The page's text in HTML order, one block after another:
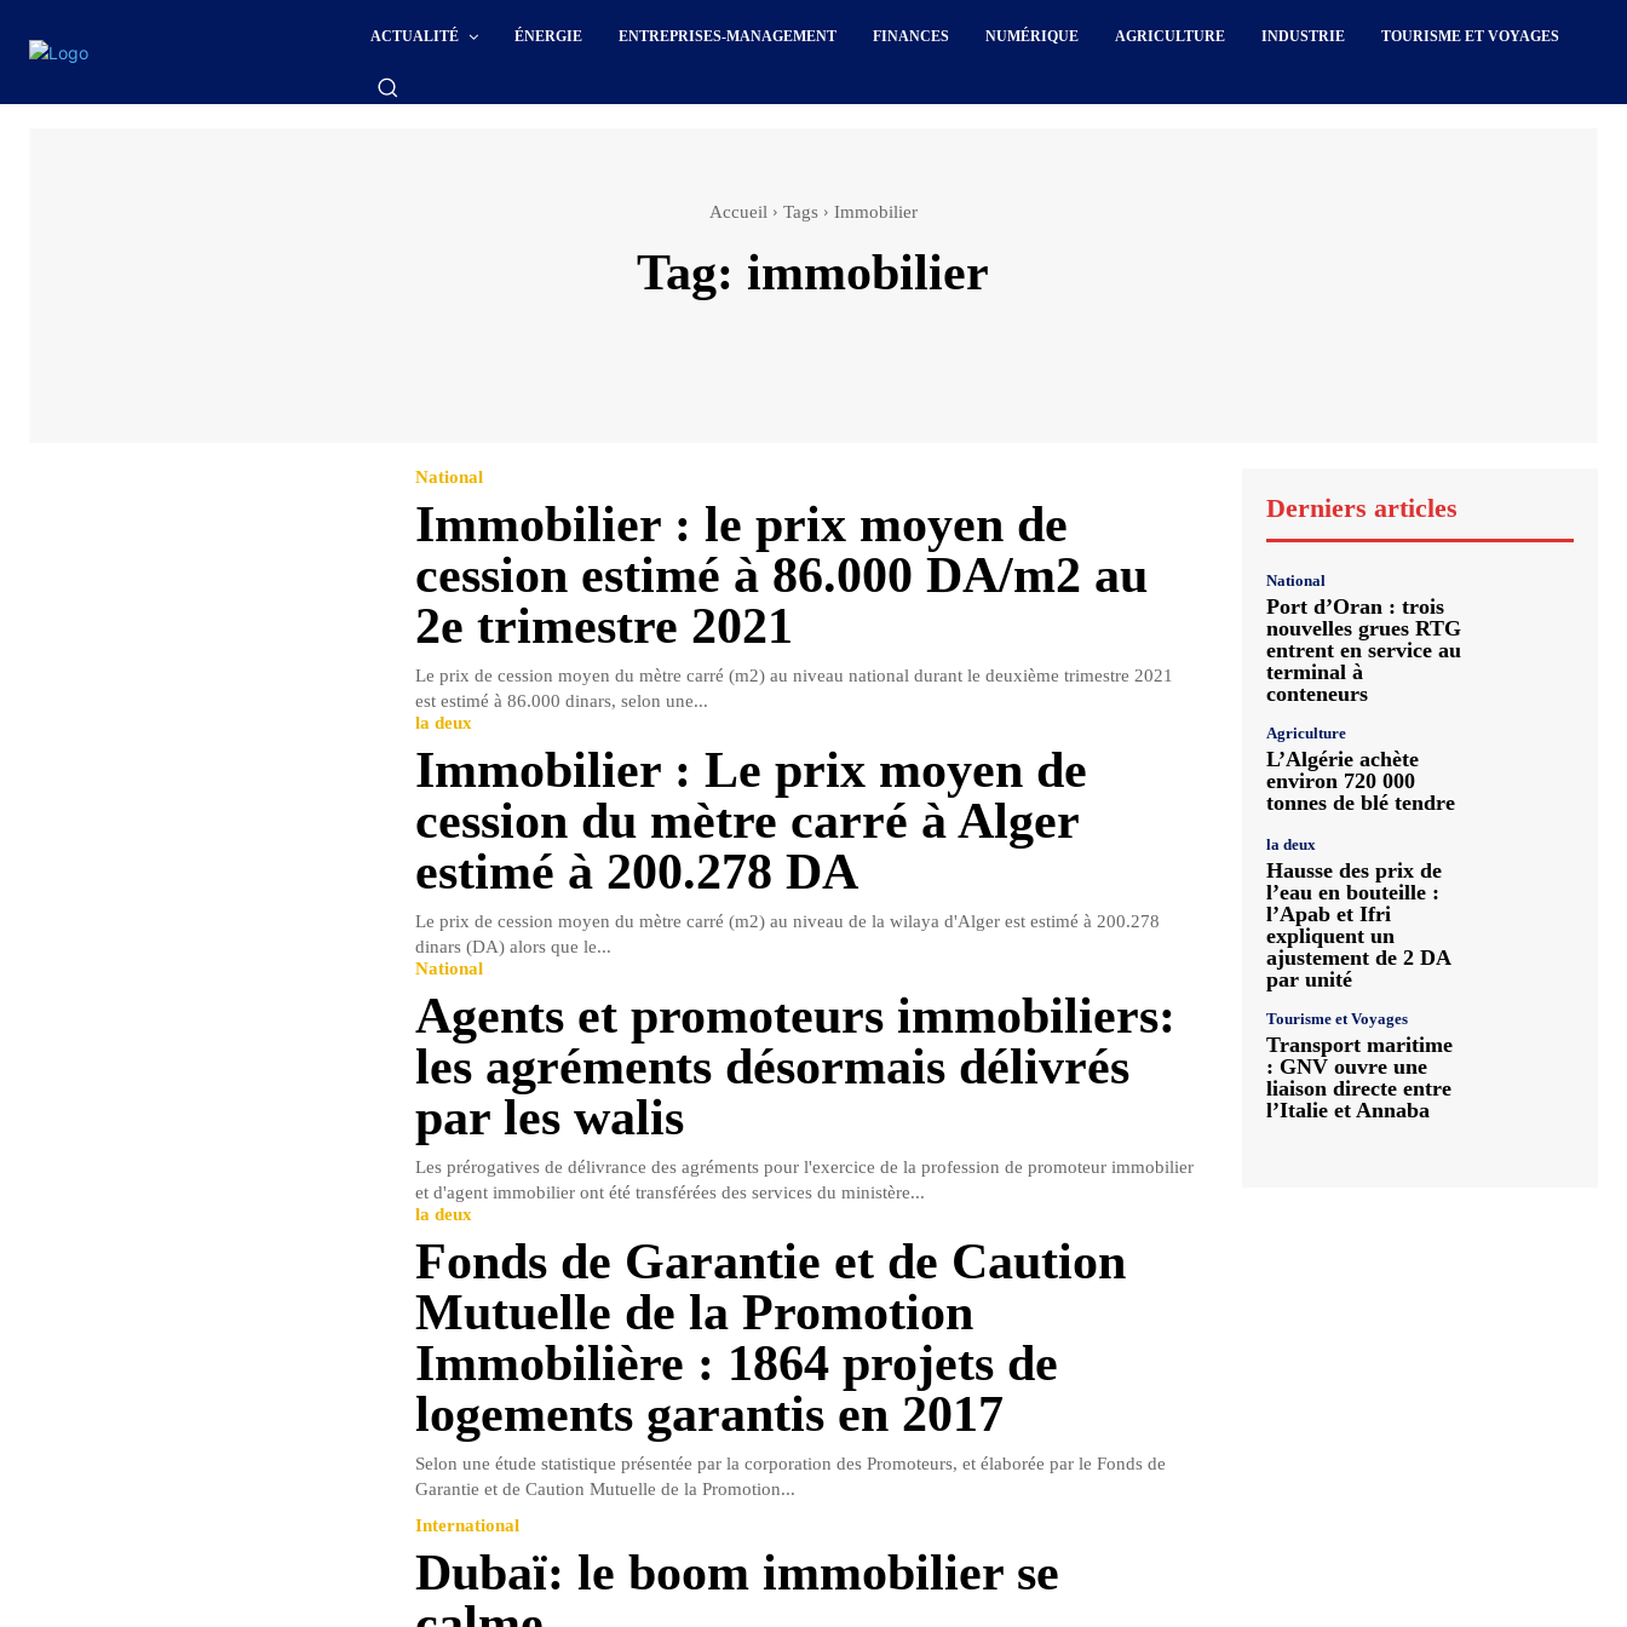
ACTUALITÉ ÉNERGIE ENTREPRISES-MANAGEMENT FINANCES NUMÉRIQUE AGRICULTURE INDUSTRIE TOURISME ET VOYAGES
Accueil Tags Immobilier
Tag: immobilier
National
Immobilier : le prix moyen de
cession estimé à 86.000 DA/m2 au
2e trimestre 2021
Le prix de cession moyen du mètre carré (m2) au niveau national durant le deuxième trimestre 2021
est estimé à 86.000 dinars, selon une...
la deux
Immobilier : Le prix moyen de
cession du mètre carré à Alger
estimé à 200.278 DA
Le prix de cession moyen du mètre carré (m2) au niveau de la wilaya d'Alger est estimé à 200.278
dinars (DA) alors que le...
National
Agents et promoteurs immobiliers:
les agréments désormais délivrés
par les walis
Les prérogatives de délivrance des agréments pour l'exercice de la profession de promoteur immobilier
et d'agent immobilier ont été transférées des services du ministère...
la deux
Fonds de Garantie et de Caution
Mutuelle de la Promotion
Immobilière : 1864 projets de
logements garantis en 2017
Selon une étude statistique présentée par la corporation des Promoteurs, et élaborée par le Fonds de
Garantie et de Caution Mutuelle de la Promotion...
International
Dubaï: le boom immobilier se
Derniers articles
National
Port d’Oran : trois
nouvelles grues RTG
entrent en service au
terminal à
conteneurs
Agriculture
L’Algérie achète
environ 720 000
tonnes de blé tendre
la deux
Hausse des prix de
l’eau en bouteille :
l’Apab et Ifri
expliquent un
ajustement de 2 DA
par unité
Tourisme et Voyages
Transport maritime
: GNV ouvre une
liaison directe entre
l’Italie et Annaba